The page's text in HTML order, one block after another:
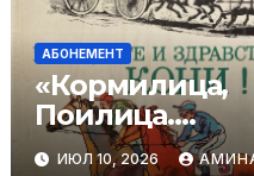
АБОНЕМЕНТ
«Кормилица,
Поилица.
ИЮЛ 10, 2026